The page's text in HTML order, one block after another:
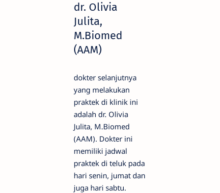
dr. Olivia
Julita,
M.Biomed
(AAM)
dokter selanjutnya
yang melakukan
praktek di klinik ini
adalah dr. Olivia
Julita, M.Biomed
(AAM). Dokter ini
memiliki jadwal
praktek di teluk pada
hari senin, jumat dan
juga hari sabtu.